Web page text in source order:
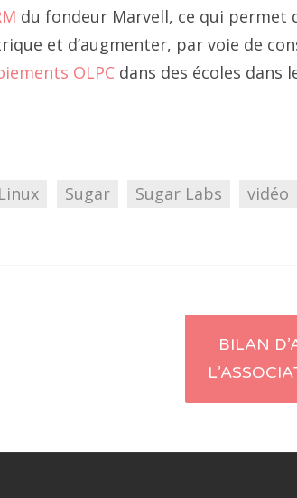
du fondeur Marvell, ce qui permet
et d’augmenter, par voie de
OLPC dans des écoles dans
Sugar Sugar Labs vidéo
BILAN